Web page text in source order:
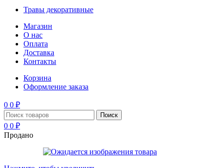
Травы декоративные
Магазин
О нас
Оплата
Доставка
Контакты
Корзина
Оформление заказа
0 0 ₽
Поиск
0 0 ₽
Продано